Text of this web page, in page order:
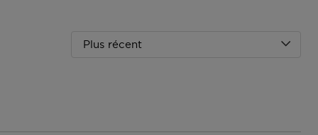
Plus récent